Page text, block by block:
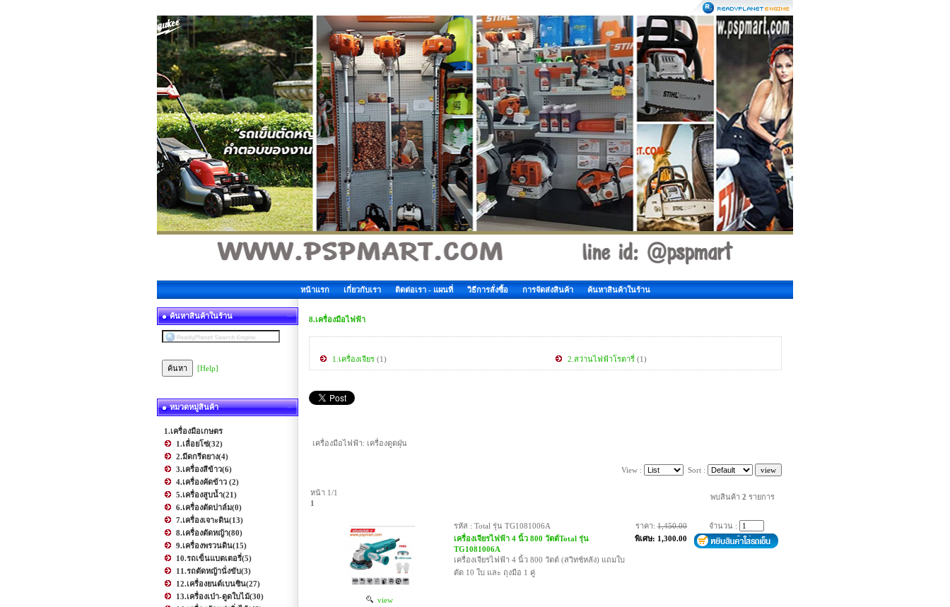
หน้าแรก เกี่ยวกับเรา ติดต่อเรา - แผนที่ วิธีการสั่งซื้อ การจัดส่งสินค้า ค้นหาสินค้าในร้าน
ค้นหาสินค้าในร้าน
[Help]
หมวดหมู่สินค้า
1.เครื่องมือเกษตร
1.เลื่อยโซ่(32)
2.มีดกรีดยาง(4)
3.เครื่องสีข้าว(6)
4.เครื่องคัดข้าว (2)
5.เครื่องสูบน้ำ(21)
6.เครื่องตัดปาล์ม(0)
7.เครื่องเจาะดิน(13)
8.เครื่องตัดหญ้า(80)
9.เครื่องพรวนดิน(15)
10.รถเข็นแบตเตอรี่(5)
11.รถตัดหญ้านั่งขับ(3)
12.เครื่องยนต์เบนซิน(27)
13.เครื่องเป่า-ดูดใบไม้(30)
8.เครื่องมือไฟฟ้า
1.เครื่องเจียร(1) 2.สว่านไฟฟ้าโรตารี่ (1)
เครื่องมือไฟฟ้า: เครื่องดูดฝุ่น
View : Sort :
หน้า 1/1
1
พบสินค้า2 รายการ
view
รหัส : Total รุ่น TG1081006A
เครื่องเจียรไฟฟ้า 4 นิ้ว 800 วัตต์Total รุ่น
TG1081006A
เครื่องเจียรไฟฟ้า 4 นิ้ว 800 วัตต์ (สวิทช์หลัง) แถมใบ
ตัด 10 ใบ และ ถุงมือ 1 คู่
ราคา:1,450.00
พิเศษ: 1,300.00
จำนวน :